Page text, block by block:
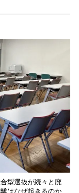
型選抜が続々と廃
はなぜ起きるのか